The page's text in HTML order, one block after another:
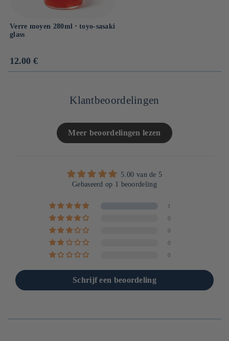
Verre moyen 280ml ⋅ toyo-sasaki
glass
Prix
habituel
12.00 €
Klantbeoordelingen
Meer beoordelingen lezen
5.00 van de 5
Gebaseerd op 1 beoordeling
1
0
0
0
0
Schrijf een beoordeling